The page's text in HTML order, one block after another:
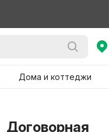
Дома и коттеджи
Договорная